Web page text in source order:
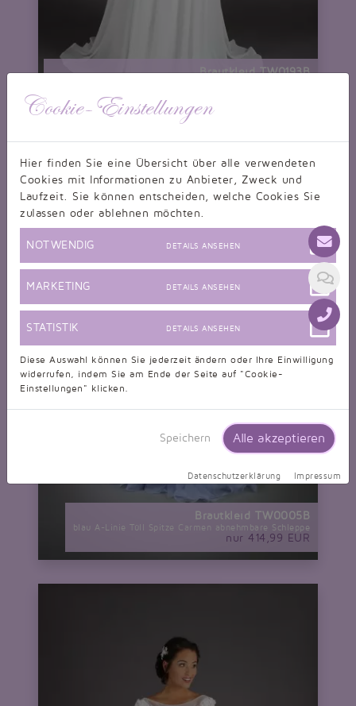
Brautkleid TW0193B
Brautkleid TW0005B
blau A-Linie Tüll Spitze Carmen abnehmbare Schleppe
nur 414,99 EUR
Cookie-Einstellungen
Hier finden Sie eine Übersicht über alle verwendeten
Cookies mit Informationen zu Anbieter, Zweck und
Laufzeit. Sie können entscheiden, welche Cookies Sie
zulassen oder ablehnen möchten.
NOTWENDIG DETAILS ANSEHEN
MARKETING DETAILS ANSEHEN
STATISTIK DETAILS ANSEHEN
Diese Auswahl können Sie jederzeit ändern oder Ihre Einwilligung
widerrufen, indem Sie am Ende der Seite auf "Cookie-
Einstellungen" klicken.
Speichern Alle akzeptieren
Datenschutzerklärung Impressum